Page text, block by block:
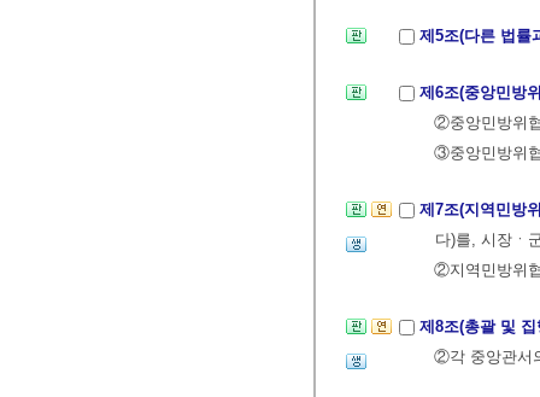
제5조(다른 법률
제6조(중앙민방
②중앙민방위
③중앙민방위
제7조(지역민방
다)를, 시장ㆍ
②지역민방위
제8조(총괄 및
②각 중앙관서